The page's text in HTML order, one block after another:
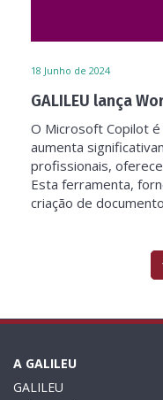
18 Junho de 2024
GALILEU lança
O Microsoft Copilot
aumenta
profissionais,
Esta ferramenta,
criação de
A GALILEU
GALILEU